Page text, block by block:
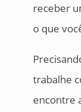
receber
o que
trabalhe
encontre